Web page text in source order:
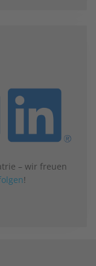
– wir freuen
!